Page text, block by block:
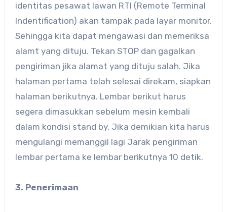
identitas pesawat lawan RTI (Remote Terminal
Indentification) akan tampak pada layar monitor.
Sehingga kita dapat mengawasi dan memeriksa
alamt yang dituju. Tekan STOP dan gagalkan
pengiriman jika alamat yang dituju salah. Jika
halaman pertama telah selesai direkam, siapkan
halaman berikutnya. Lembar berikut harus
segera dimasukkan sebelum mesin kembali
dalam kondisi stand by. Jika demikian kita harus
mengulangi memanggil lagi Jarak pengiriman
lembar pertama ke lembar berikutnya 10 detik.
3. Penerimaan